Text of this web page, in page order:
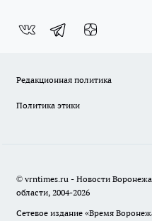
Редакционная политика
Политика этики
© vrntimes.ru - Новости
области, 2004-2026
Сетевое издание «Время